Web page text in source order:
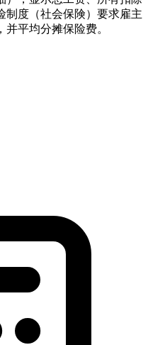
制度（社会保険）要求雇主
平均分摊保险费。